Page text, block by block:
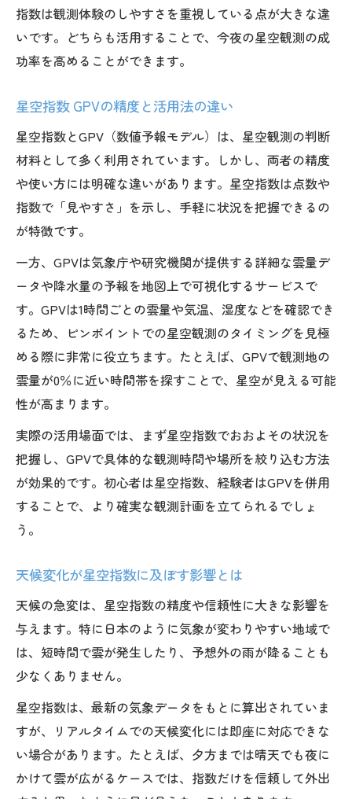
指数は観測体験のしやすさを重視している点が大きな違
いです。どちらも活用することで、今夜の星空観測の成
功率を高めることができます。
星空指数 GPVの精度と活用法の違い
星空指数とGPV（数値予報モデル）は、星空観測の判断
材料として多く利用されています。しかし、両者の精度
や使い方には明確な違いがあります。星空指数は点数や
指数で「見やすさ」を示し、手軽に状況を把握できるの
が特徴です。
一方、GPVは気象庁や研究機関が提供する詳細な雲量デ
ータや降水量の予報を地図上で可視化するサービスで
す。GPVは1時間ごとの雲量や気温、湿度などを確認でき
るため、ピンポイントでの星空観測のタイミングを見極
める際に非常に役立ちます。たとえば、GPVで観測地の
雲量が0％に近い時間帯を探すことで、星空が見える可能
性が高まります。
実際の活用場面では、まず星空指数でおおよその状況を
把握し、GPVで具体的な観測時間や場所を絞り込む方法
が効果的です。初心者は星空指数、経験者はGPVを併用
することで、より確実な観測計画を立てられるでしょ
う。
天候変化が星空指数に及ぼす影響とは
天候の急変は、星空指数の精度や信頼性に大きな影響を
与えます。特に日本のように気象が変わりやすい地域で
は、短時間で雲が発生したり、予想外の雨が降ることも
少なくありません。
星空指数は、最新の気象データをもとに算出されていま
すが、リアルタイムでの天候変化には即座に対応できな
い場合があります。たとえば、夕方までは晴天でも夜に
かけて雲が広がるケースでは、指数だけを信頼して外出